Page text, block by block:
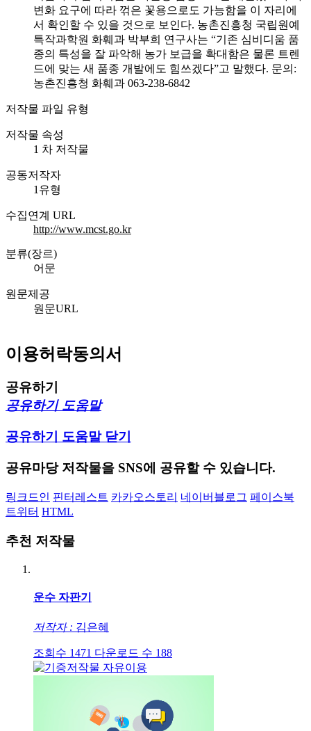
변화 요구에 따라 꺾은 꽃용으로도 가능함을 이 자리에
서 확인할 수 있을 것으로 보인다. 농촌진흥청 국립원예
특작과학원 화훼과 박부희 연구사는 “기존 심비디움 품
종의 특성을 잘 파악해 농가 보급을 확대함은 물론 트렌
드에 맞는 새 품종 개발에도 힘쓰겠다”고 말했다. 문의:
농촌진흥청 화훼과 063-238-6842
저작물 파일 유형
저작물 속성
1 차 저작물
공동저작자
1유형
수집연계 URL
http://www.mcst.go.kr
분류(장르)
어문
원문제공
원문URL
이용허락동의서
공유하기
공유하기 도움말
공유하기 도움말 닫기
공유마당 저작물을 SNS에 공유할 수 있습니다.
링크드인 핀터레스트 카카오스토리 네이버블로그 페이스북
트위터 HTML
추천 저작물
운수 자판기
저작자 : 김은혜
조회수 1471 다운로드 수 188